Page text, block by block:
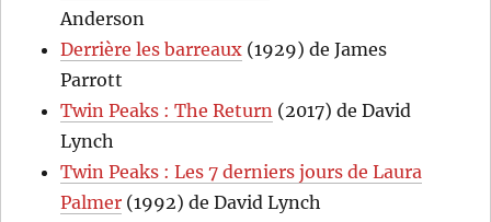
Anderson
Derrière les barreaux (1929) de James
Parrott
Twin Peaks : The Return (2017) de David
Lynch
Twin Peaks : Les 7 derniers jours de Laura
Palmer (1992) de David Lynch